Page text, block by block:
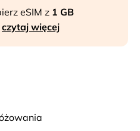
eSIM z 1 GB
czytaj więcej